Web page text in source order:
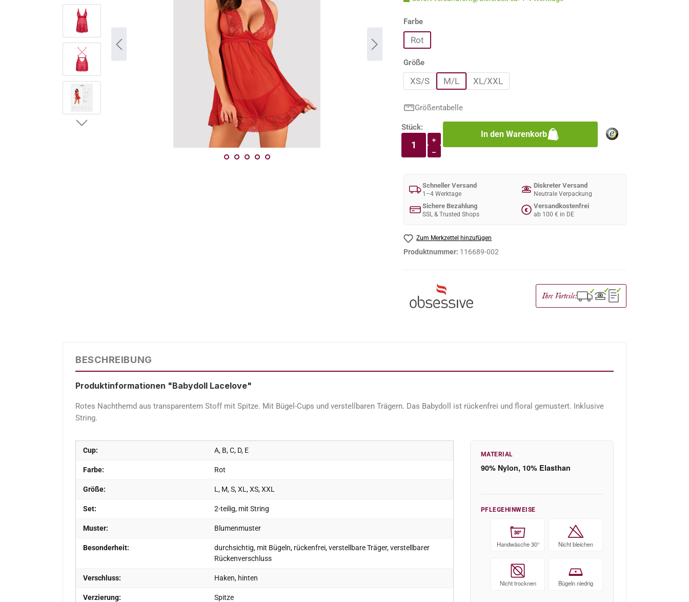
Farbeauswählen
Rot
Größeauswählen
XS/S M/L XL/XXL
Größentabelle
Produkt Anzahl: Gib den gewünschten Wert ein
Stück:
+
−
In den Warenkorb
Schneller Versand
1–4 Werktage
Diskreter Versand
Neutrale Verpackung
Sichere Bezahlung
SSL & Trusted Shops
€
Versandkostenfrei
ab 100 € in DE
Zum Merkzettel hinzufügen
Produktnummer: 116689-002
Ihre Vorteile: ✓ ✓ ✓
BESCHREIBUNG
Produktinformationen "Babydoll Lacelove"
Rotes Nachthemd aus transparentem Stoff mit Spitze. Mit Bügel-Cups und verstellbaren Trägern. Das Babydoll ist rückenfrei und floral gemustert. Inklusive
String.
Cup: A, B, C, D, E
Farbe: Rot
Größe: L, M, S, XL, XS, XXL
Set: 2-teilig, mit String
Muster: Blumenmuster
Besonderheit:
durchsichtig, mit Bügeln, rückenfrei, verstellbare Träger, verstellbarer
Rückenverschluss
Verschluss: Haken, hinten
Verzierung: Spitze
MATERIAL
90% Nylon, 10% Elasthan
PFLEGEHINWEISE
30°
Handwäsche 30° Nicht bleichen
Nicht trocknen Bügeln niedrig